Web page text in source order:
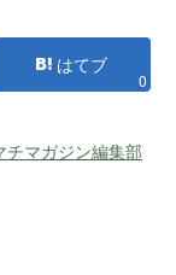
はてブ
0
チマガジン編集部